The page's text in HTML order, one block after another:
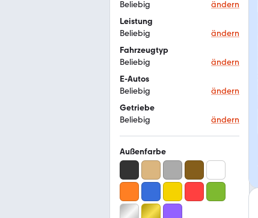
Beliebig
ändern
Leistung
Beliebig
ändern
Fahrzeugtyp
Beliebig
ändern
E-Autos
Beliebig
ändern
Getriebe
Beliebig
ändern
Außenfarbe